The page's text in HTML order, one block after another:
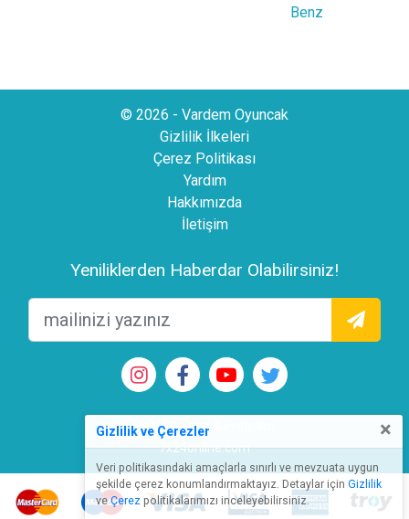
Benz
© 2026 - Vardem Oyuncak
Gizlilik İlkeleri
Çerez Politikası
Yardım
Hakkımızda
İletişim
Yeniliklerden Haberdar Olabilirsiniz!
Web Tasarım & Program
7x24online.com
Gizlilik ve Çerezler ×
Veri politikasındaki amaçlarla sınırlı ve mevzuata uygun
şekilde çerez konumlandırmaktayız. Detaylar için Gizlilik
veÇerez politikalarımızı inceleyebilirsiniz.